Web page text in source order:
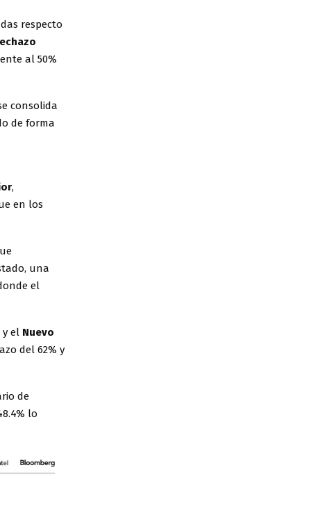
respecto
al 50%
consolida
de forma
,
en los
una
el
y el Nuevo
del 62% y
de
lo